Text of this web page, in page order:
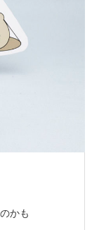
かも